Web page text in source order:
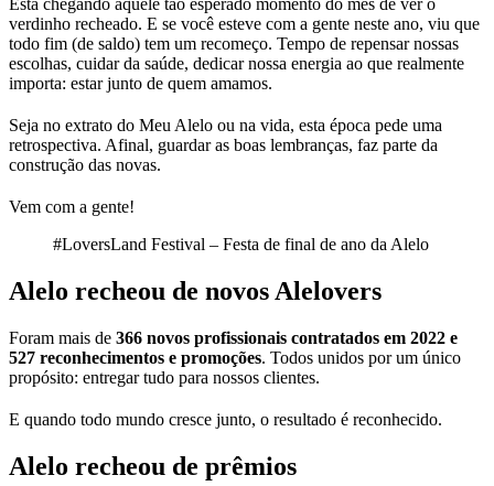
Está chegando aquele tão esperado momento do mês de ver o
verdinho recheado. E se você esteve com a gente neste ano, viu que
todo fim (de saldo) tem um recomeço. Tempo de repensar nossas
escolhas, cuidar da saúde, dedicar nossa energia ao que realmente
importa: estar junto de quem amamos.
Seja no extrato do Meu Alelo ou na vida, esta época pede uma
retrospectiva. Afinal, guardar as boas lembranças, faz parte da
construção das novas.
Vem com a gente!
#LoversLand Festival – Festa de final de ano da Alelo
Alelo recheou de novos Alelovers
Foram mais de 366 novos profissionais contratados em 2022 e
527 reconhecimentos e promoções. Todos unidos por um único
propósito: entregar tudo para nossos clientes.
E quando todo mundo cresce junto, o resultado é reconhecido.
Alelo recheou de prêmios